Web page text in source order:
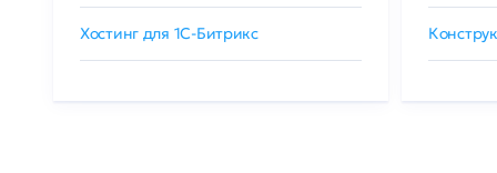
Хостинг для 1C-Битрикс